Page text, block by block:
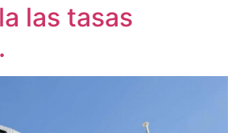
las tasas